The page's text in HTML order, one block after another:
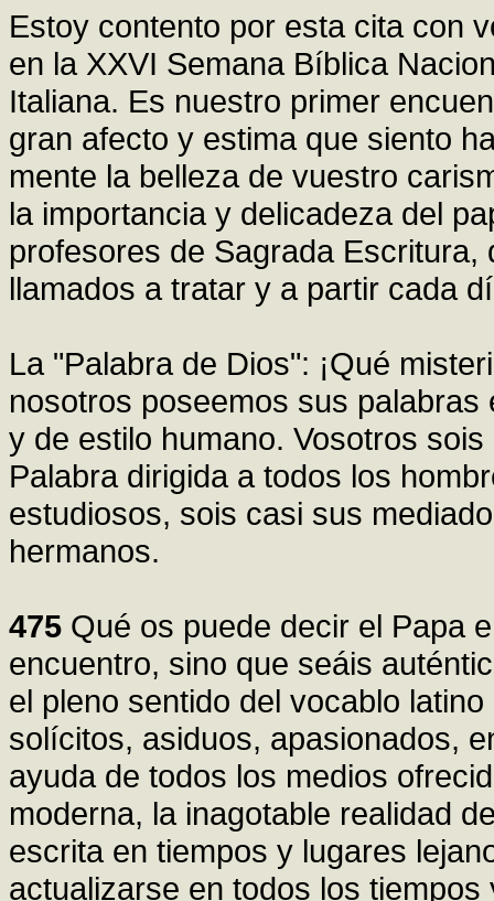
Estoy contento por esta cita con
en la XXVI Semana Bíblica
Italiana. Es nuestro primer
gran afecto y estima que siento
mente la belleza de vuestro
la importancia y delicadeza del
profesores de Sagrada Escritura,
llamados a tratar y a partir cada
La "Palabra de Dios": ¡Qué
nosotros poseemos sus
y de estilo humano. Vosotros
Palabra dirigida a todos los
estudiosos, sois casi sus
hermanos.
475 Qué os puede decir el Papa
encuentro, sino que seáis
el pleno sentido del vocablo
solícitos, asiduos, apasionados,
ayuda de todos los medios
moderna, la inagotable realidad
escrita en tiempos y lugares
actualizarse en todos los